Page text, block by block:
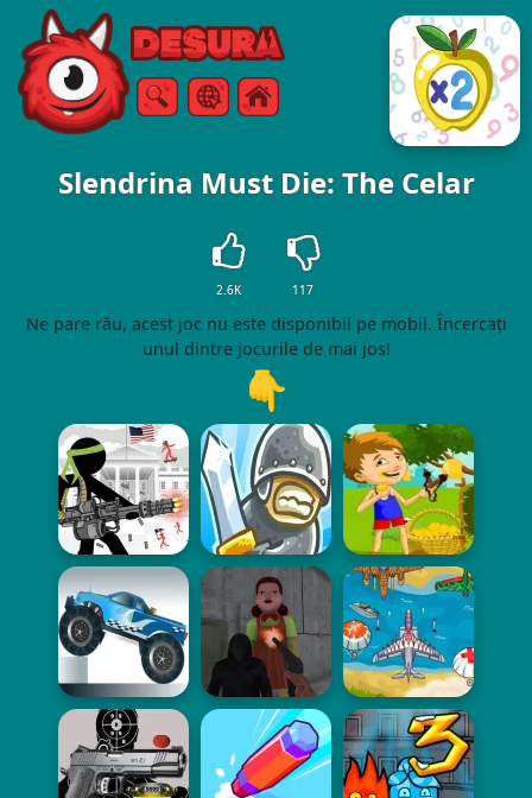
Free Online Games
CăutareMeniul
Slendrina Must Die: The Celar
2.6K 117
Ne pare rău, acest joc nu este disponibil pe mobil. Încercați
unul dintre jocurile de mai jos!
👇